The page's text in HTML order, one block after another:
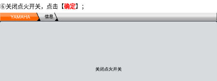
⑥关闭点火开关，点击【确定】；